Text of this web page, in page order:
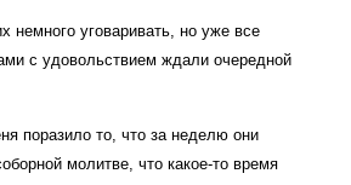
немного уговаривать, но уже все
с удовольствием ждали очередной
поразило то, что за неделю они
молитве, что какое-то время